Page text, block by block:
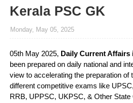
Kerala PSC GK
Monday, May 05, 2025
05th May 2025, Daily Current Affairs
been prepared on daily national and
view to accelerating the preparation of
different competitive exams like
RRB, UPPSC, UKPSC, & Other